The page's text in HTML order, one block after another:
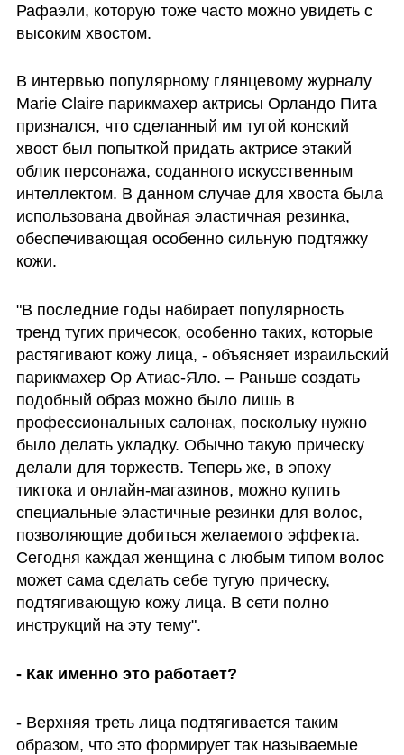
Рафаэли, которую тоже часто можно увидеть с
высоким хвостом.
В интервью популярному глянцевому журналу
Marie Claire парикмахер актрисы Орландо Пита
признался, что сделанный им тугой конский
хвост был попыткой придать актрисе этакий
облик персонажа, соданного искусственным
интеллектом. В данном случае для хвоста была
использована двойная эластичная резинка,
обеспечивающая особенно сильную подтяжку
кожи.
"В последние годы набирает популярность
тренд тугих причесок, особенно таких, которые
растягивают кожу лица, - объясняет израильский
парикмахер Ор Атиас-Яло. – Раньше создать
подобный образ можно было лишь в
профессиональных салонах, поскольку нужно
было делать укладку. Обычно такую прическу
делали для торжеств. Теперь же, в эпоху
тиктока и онлайн-магазинов, можно купить
специальные эластичные резинки для волос,
позволяющие добиться желаемого эффекта.
Сегодня каждая женщина с любым типом волос
может сама сделать себе тугую прическу,
подтягивающую кожу лица. В сети полно
инструкций на эту тему".
- Как именно это работает?
- Верхняя треть лица подтягивается таким
образом, что это формирует так называемые